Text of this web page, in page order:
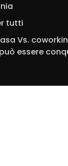
tutti
Vs.
essere